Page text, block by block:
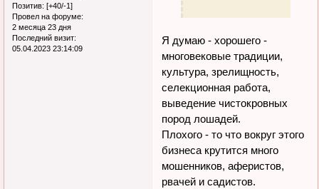
Позитив: [+40/-1]
Провел на форуме:
2 месяца 23 дня
Последний визит:
05.04.2023 23:14:09
Я думаю - хорошего -
многовековые традиции,
культура, зрелищность,
селекционная работа,
выведение чистокровных
пород лошадей.
Плохого - то что вокруг этого
бизнеса крутится много
мошенников, аферистов,
рвачей и садистов.